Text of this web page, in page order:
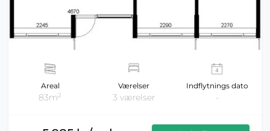
Areal
83m2
Værelser
3 værelser
Indflytnings dato
-